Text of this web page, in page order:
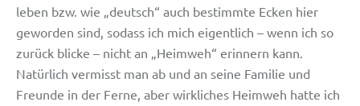
leben bzw. wie „deutsch“ auch bestimmte Ecken hier
geworden sind, sodass ich mich eigentlich – wenn ich so
zurück blicke – nicht an „Heimweh“ erinnern kann.
Natürlich vermisst man ab und an seine Familie und
Freunde in der Ferne, aber wirkliches Heimweh hatte ich